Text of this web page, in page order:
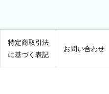
特定商取引法
に基づく表記
お問い合わせ